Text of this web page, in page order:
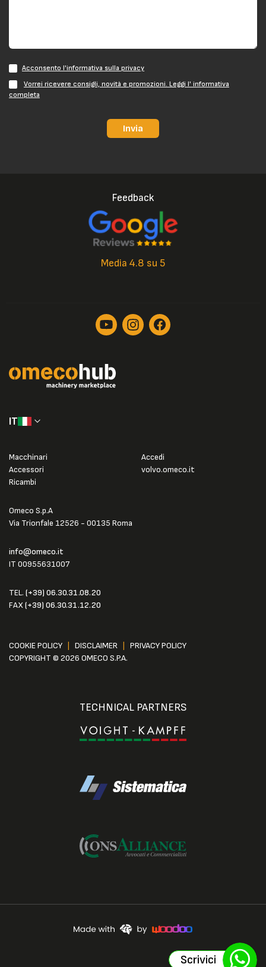
Acconsento l'informativa sulla privacy
Vorrei ricevere consigli, novità e promozioni. Leggi l' informativa
completa
Invia
Feedback
Media 4.8 su 5
IT
Omeco S.p.A
Via Trionfale 12526 - 00135 Roma
info@omeco.it
IT 00955631007
TEL. (+39) 06.30.31.08.20
FAX(+39) 06.30.31.12.20
Macchinari
Accessori
Ricambi
Accedi
volvo.omeco.it
COOKIE POLICY DISCLAIMER
PRIVACY POLICY
COPYRIGHT © 2026 OMECO S.P.A.
TECHNICAL PARTNERS
Scrivici